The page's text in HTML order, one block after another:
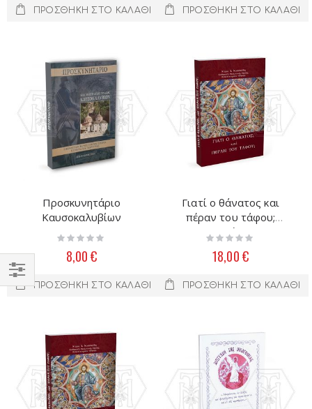
ΠΡΟΣΘΉΚΗ ΣΤΟ ΚΑΛΆΘΙ ΠΡΟΣΘΉΚΗ ΣΤΟ ΚΑΛΆΘΙ
Προσκυνητάριο
Καυσοκαλυβίων
Rating:
8,00 €
ΠΡΟΣΘΉΚΗ ΣΤΟ ΚΑΛΆΘΙ
Γιατί ο θάνατος και
πέραν του τάφου;
(Δεμένο)
Rating:
18,00 €
ΠΡΟΣΘΉΚΗ ΣΤΟ ΚΑΛΆΘΙ
Filter